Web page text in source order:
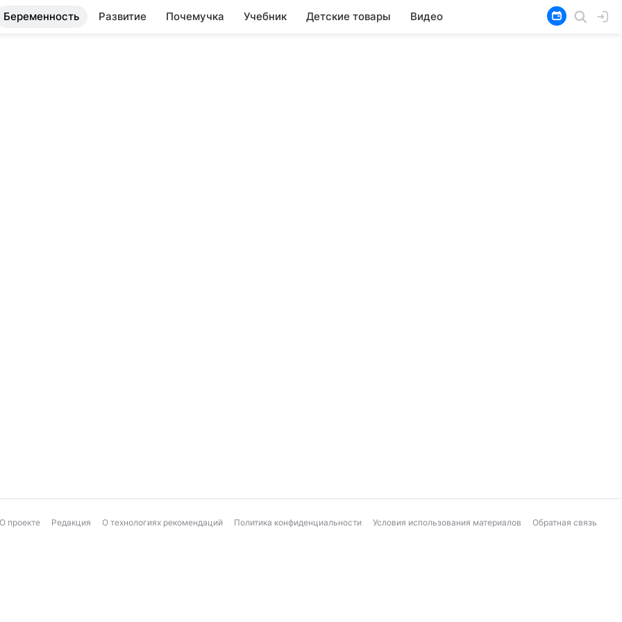
Беременность Развитие Почемучка Учебник Детские товары Видео
О проекте Редакция О технологиях рекомендаций Политика конфиденциальности Условия использования материалов Обратная связь